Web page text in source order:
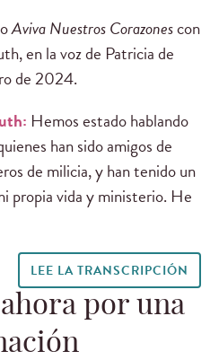
Aviva Nuestros Corazonescon
en la voz de Patricia de
de 2024.
Hemos estado hablando
han sido amigos de
de milicia, y han tenido un
propia vida y ministerio. He
LEE LA TRANSCRIPCIÓN
por una